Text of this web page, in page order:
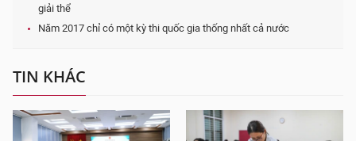
giải thể
Năm 2017 chỉ có một kỳ thi quốc gia thống nhất cả nước
TIN KHÁC